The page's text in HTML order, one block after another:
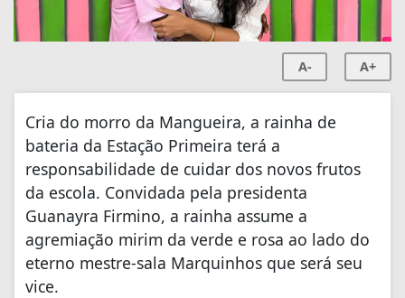
A- A+
Cria do morro da Mangueira, a rainha de
bateria da Estação Primeira terá a
responsabilidade de cuidar dos novos frutos
da escola. Convidada pela presidenta
Guanayra Firmino, a rainha assume a
agremiação mirim da verde e rosa ao lado do
eterno mestre-sala Marquinhos que será seu
vice.